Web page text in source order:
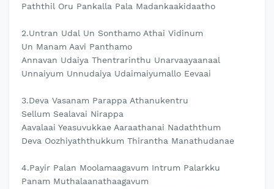
Paththil Oru Pankalla Pala Madankaakidaatho
2.Untran Udal Un Sonthamo Athai Vidinum
Un Manam Aavi Panthamo
Annavan Udaiya Thentrarinthu Unarvaayaanaal
Unnaiyum Unnudaiya Udaimaiyumallo Eevaai
3.Deva Vasanam Parappa Athanukentru
Sellum Sealavai Nirappa
Aavalaai Yeasuvukkae Aaraathanai Nadaththum
Deva Oozhiyaththukkum Thirantha Manathudanae
4.Payir Palan Moolamaagavum Intrum Palarkku
Panam Muthalaanathaagavum